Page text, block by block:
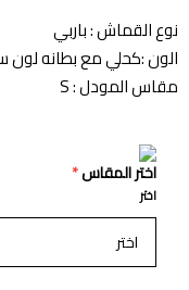
نوع القماش : باربي
الون :كحلي مع بطانه
مقاس المودل : S
اختر المقاس*
اختر